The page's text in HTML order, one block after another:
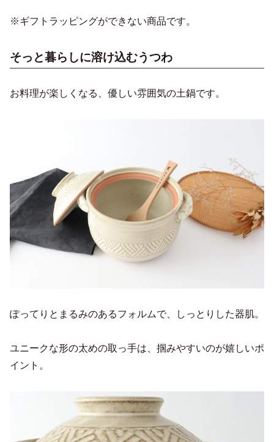
※ギフトラッピングができない商品です。
そっと暮らしに溶け込むうつわ
お料理が楽しくなる、優しい雰囲気の土鍋です。
ぽってりとまるみのあるフォルムで、しっとりした器肌。
ユニークな形の太めの取っ手は、掴みやすいのが嬉しいポ
イント。